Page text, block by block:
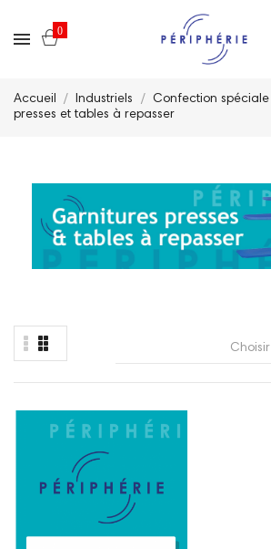
0
Accueil Industriels Confection spéciale
presses et tables à repasser
Choisir